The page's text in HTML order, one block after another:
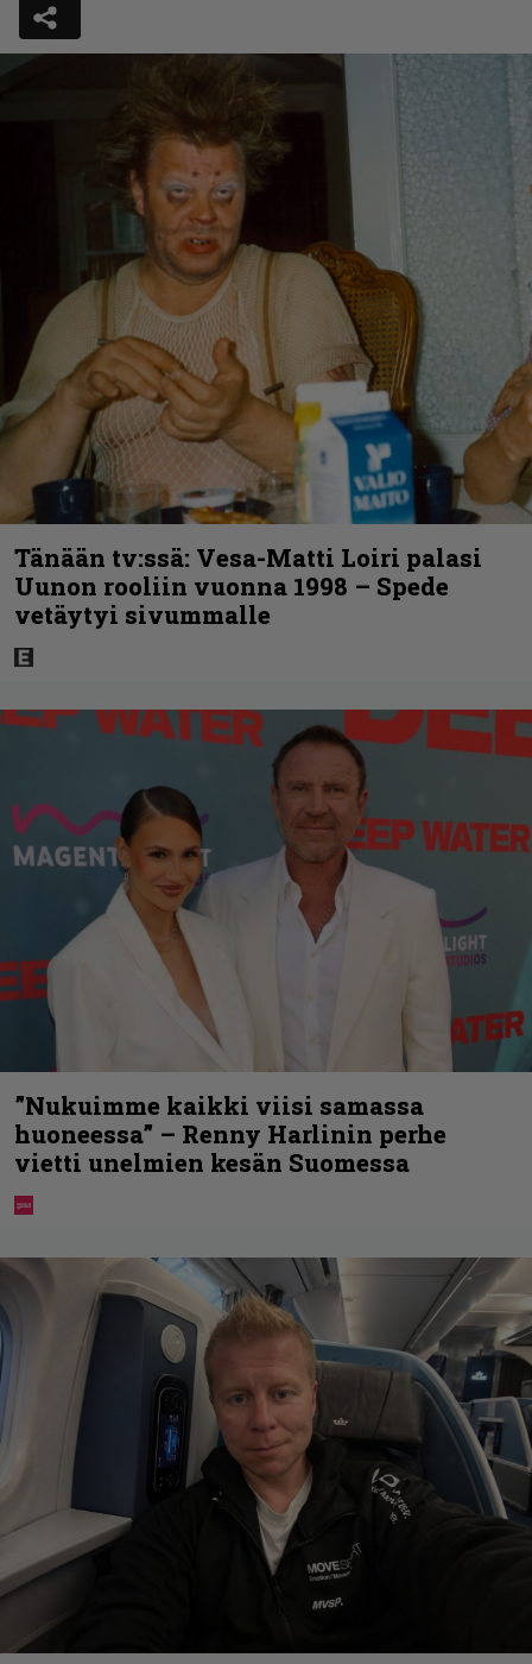
Tänään tv:ssä: Vesa-Matti Loiri palasi
Uunon rooliin vuonna 1998 – Spede
vetäytyi sivummalle
”Nukuimme kaikki viisi samassa
huoneessa” – Renny Harlinin perhe
vietti unelmien kesän Suomessa